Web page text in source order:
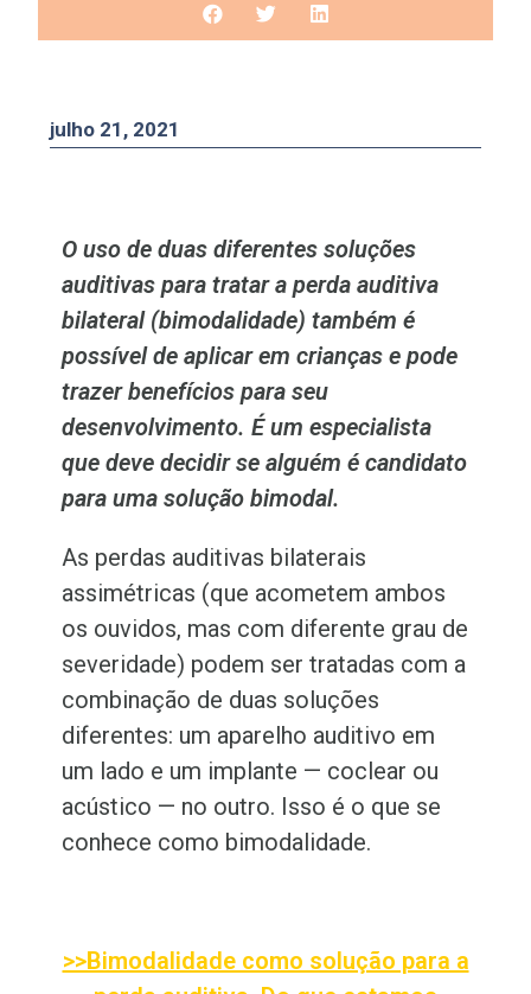
julho 21, 2021
O uso de duas diferentes soluções
auditivas para tratar a perda auditiva
bilateral (bimodalidade) também é
possível de aplicar em crianças e pode
trazer benefícios para seu
desenvolvimento. É um especialista
que deve decidir se alguém é candidato
para uma solução bimodal.
As perdas auditivas bilaterais
assimétricas (que acometem ambos
os ouvidos, mas com diferente grau de
severidade) podem ser tratadas com a
combinação de duas soluções
diferentes: um aparelho auditivo em
um lado e um implante — coclear ou
acústico — no outro. Isso é o que se
conhece como bimodalidade.
>>Bimodalidade como solução para a